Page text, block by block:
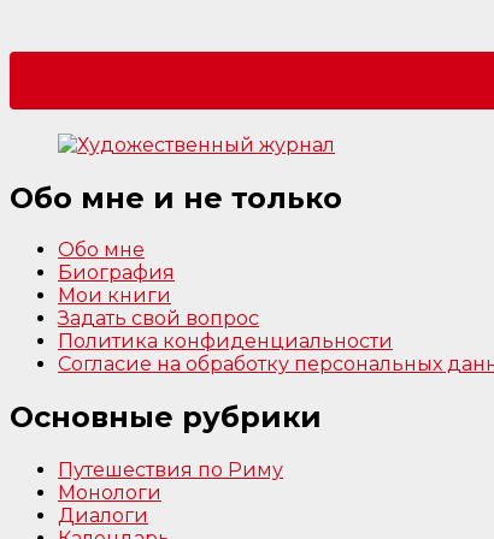
Обо мне и не только
Обо мне
Биография
Мои книги
Задать свой вопрос
Политика конфиденциальности
Согласие на обработку персональных
Основные рубрики
Путешествия по Риму
Монологи
Диалоги